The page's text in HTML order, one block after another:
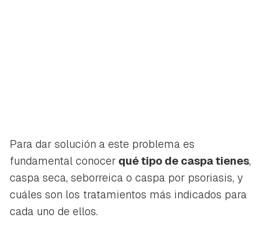
Para dar solución a este problema es
fundamental conocer qué tipo de caspa tienes,
caspa seca, seborreica o caspa por psoriasis, y
cuáles son los tratamientos más indicados para
cada uno de ellos.